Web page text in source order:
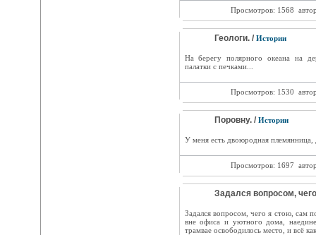
Просмотров: 1568
Геологи. / Истории
На берегу полярного океана на
палатки с печками...
Просмотров: 1530
Поровну. / Истории
У меня есть двоюродная племянница,
Просмотров: 1697
Задался вопросом,
Задался вопросом, чего я стою, сам
вне офиса и уютного дома,
трамвае освободилось место, и всё